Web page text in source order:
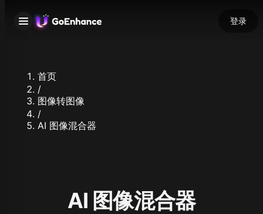
登录
首页
/
图像转图像
/
AI 图像混合器
AI 图像混合器